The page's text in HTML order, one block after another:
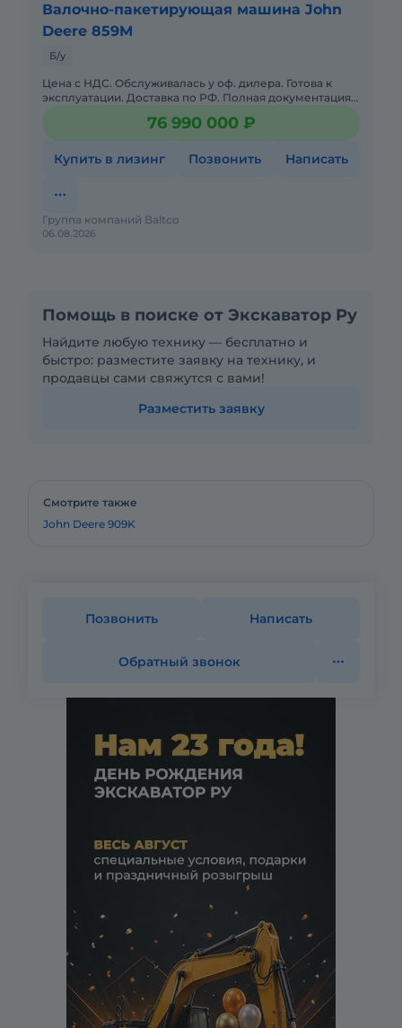
Валочно-пакетирующая машина John
Deere 859M
Б/у
Цена с НДС. Обслуживалась у оф. дилера. Готова к
эксплуатации. Доставка по РФ. Полная документация.
76 990 000 ₽
Купить в лизинг Позвонить Написать
06.08.2026
Группа компаний Baltco
Помощь в поиске от Экскаватор Ру
Найдите любую технику — бесплатно и
быстро: разместите заявку на технику, и
продавцы сами свяжутся с вами!
Разместить заявку
Смотрите также
John Deere 909K
Позвонить Написать
Обратный звонок